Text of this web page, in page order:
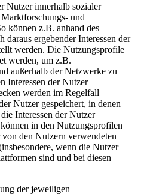
Nutzer innerhalb sozialer
und
können z.B. anhand des
daraus ergebender Interessen der
werden. Die Nutzungsprofile
werden, um z.B.
außerhalb der Netzwerke zu
Interessen der Nutzer
werden im Regelfall
Nutzer gespeichert, in denen
Interessen der Nutzer
in den Nutzungsprofilen
den Nutzern verwendeten
wenn die Nutzer
sind und bei diesen
der jeweiligen